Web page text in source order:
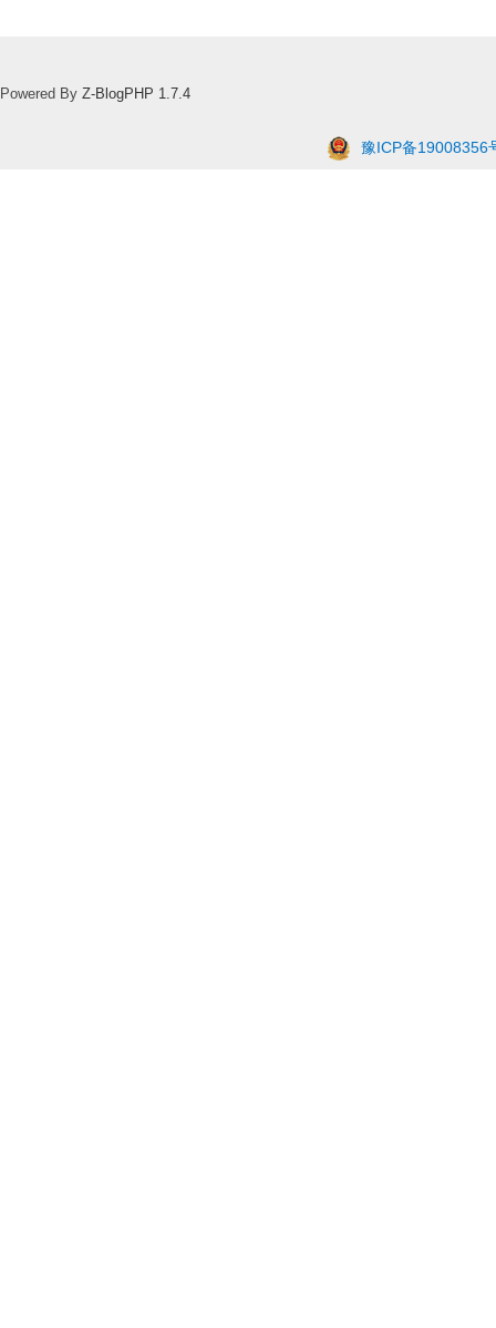
Powered By Z-BlogPHP 1.7.4
豫ICP备19008356